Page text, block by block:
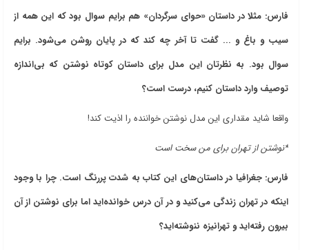
فارس: مثلا در داستان «حوای سرگردان» هم برایم سوال بود که این همه از
سیب و باغ و ... گفت تا آخر چه کند که در پایان روشن می‌شود. برایم
سوال بود. به نظرتان این مدل برای داستان کوتاه نوشتن که بی‌اندازه
توصیف وارد داستان کنیم، درست است؟
واقعا شاید مقداری این مدل نوشتن خواننده را اذیت کند!
*نوشتن از تهران برای من سخت است
فارس: جغرافیا در داستان‌های این کتاب به شدت پررنگ است. چرا با وجود
اینکه در تهران زندگی می‌کنید و در آن درس خوانده‌اید اما برای نوشتن از آن
بیرون رفته‌اید و تهرانیزه ننوشته‌اید؟